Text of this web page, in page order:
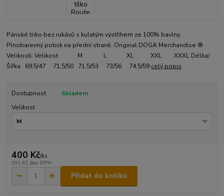
Pánské triko bez rukávů s kulatým výstřihem ze 100% bavlny.
Plnobarevný potisk na přední straně. Original DOGA Merchandise ®
Velikosti: Velikost M L XL XXL XXXL Délka/
Šířka 69,5/47 71,5/50 71,5/53 73/56 74,5/59 celý popis
Dostupnost
Skladem
Velikost
400 Kč/ks
331 Kč bez DPH
Přidat do košíku